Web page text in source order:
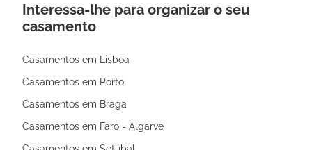
Interessa-lhe para organizar o seu
casamento
Casamentos em Lisboa
Casamentos em Porto
Casamentos em Braga
Casamentos em Faro - Algarve